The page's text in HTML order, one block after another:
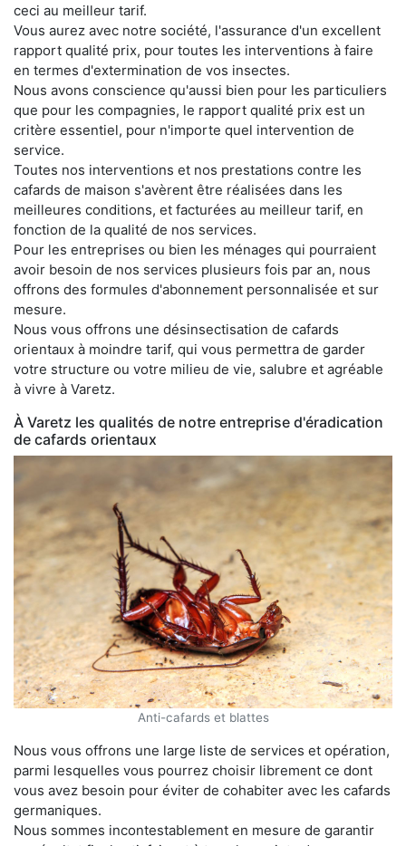
ceci au meilleur tarif.
Vous aurez avec notre société, l'assurance d'un excellent
rapport qualité prix, pour toutes les interventions à faire
en termes d'extermination de vos insectes.
Nous avons conscience qu'aussi bien pour les particuliers
que pour les compagnies, le rapport qualité prix est un
critère essentiel, pour n'importe quel intervention de
service.
Toutes nos interventions et nos prestations contre les
cafards de maison s'avèrent être réalisées dans les
meilleures conditions, et facturées au meilleur tarif, en
fonction de la qualité de nos services.
Pour les entreprises ou bien les ménages qui pourraient
avoir besoin de nos services plusieurs fois par an, nous
offrons des formules d'abonnement personnalisée et sur
mesure.
Nous vous offrons une désinsectisation de cafards
orientaux à moindre tarif, qui vous permettra de garder
votre structure ou votre milieu de vie, salubre et agréable
à vivre à Varetz.
À Varetz les qualités de notre entreprise d'éradication
de cafards orientaux
Anti-cafards et blattes
Nous vous offrons une large liste de services et opération,
parmi lesquelles vous pourrez choisir librement ce dont
vous avez besoin pour éviter de cohabiter avec les cafards
germaniques.
Nous sommes incontestablement en mesure de garantir